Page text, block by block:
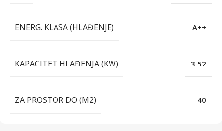
ENERG. KLASA (HLAĐENJE) A++
KAPACITET HLAĐENJA (KW) 3.52
ZA PROSTOR DO (M2) 40